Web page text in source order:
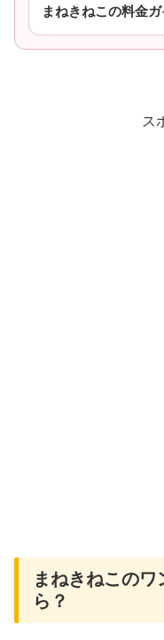
まねきねこの料金
ス
まねきねこのワ
ら？